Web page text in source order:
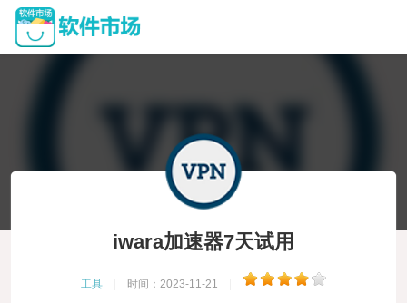
iwara加速器7天试用
工具 时间：2023-11-21